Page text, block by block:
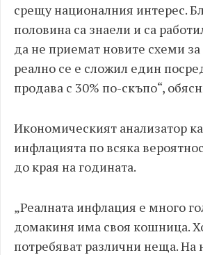
срещу националния интерес.
половина са знаели и са
да не приемат новите схеми
реално се е сложил един
продава с 30% по-скъпо“,
Икономическият анализатор
инфлацията по всяка
до края на годината.
„Реалната инфлация е много
домакиня има своя кошница.
потребяват различни неща. На